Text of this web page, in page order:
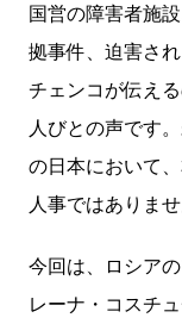
国営の障害者施
拠事件、迫害さ
チェンコが伝え
人びとの声です
の日本において
人事ではありませ
今回は、ロシア
レーナ・コスチ